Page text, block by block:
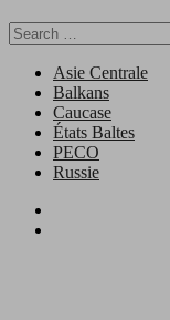
to
for:
Asie Centrale
Balkans
Caucase
États Baltes
PECO
Russie